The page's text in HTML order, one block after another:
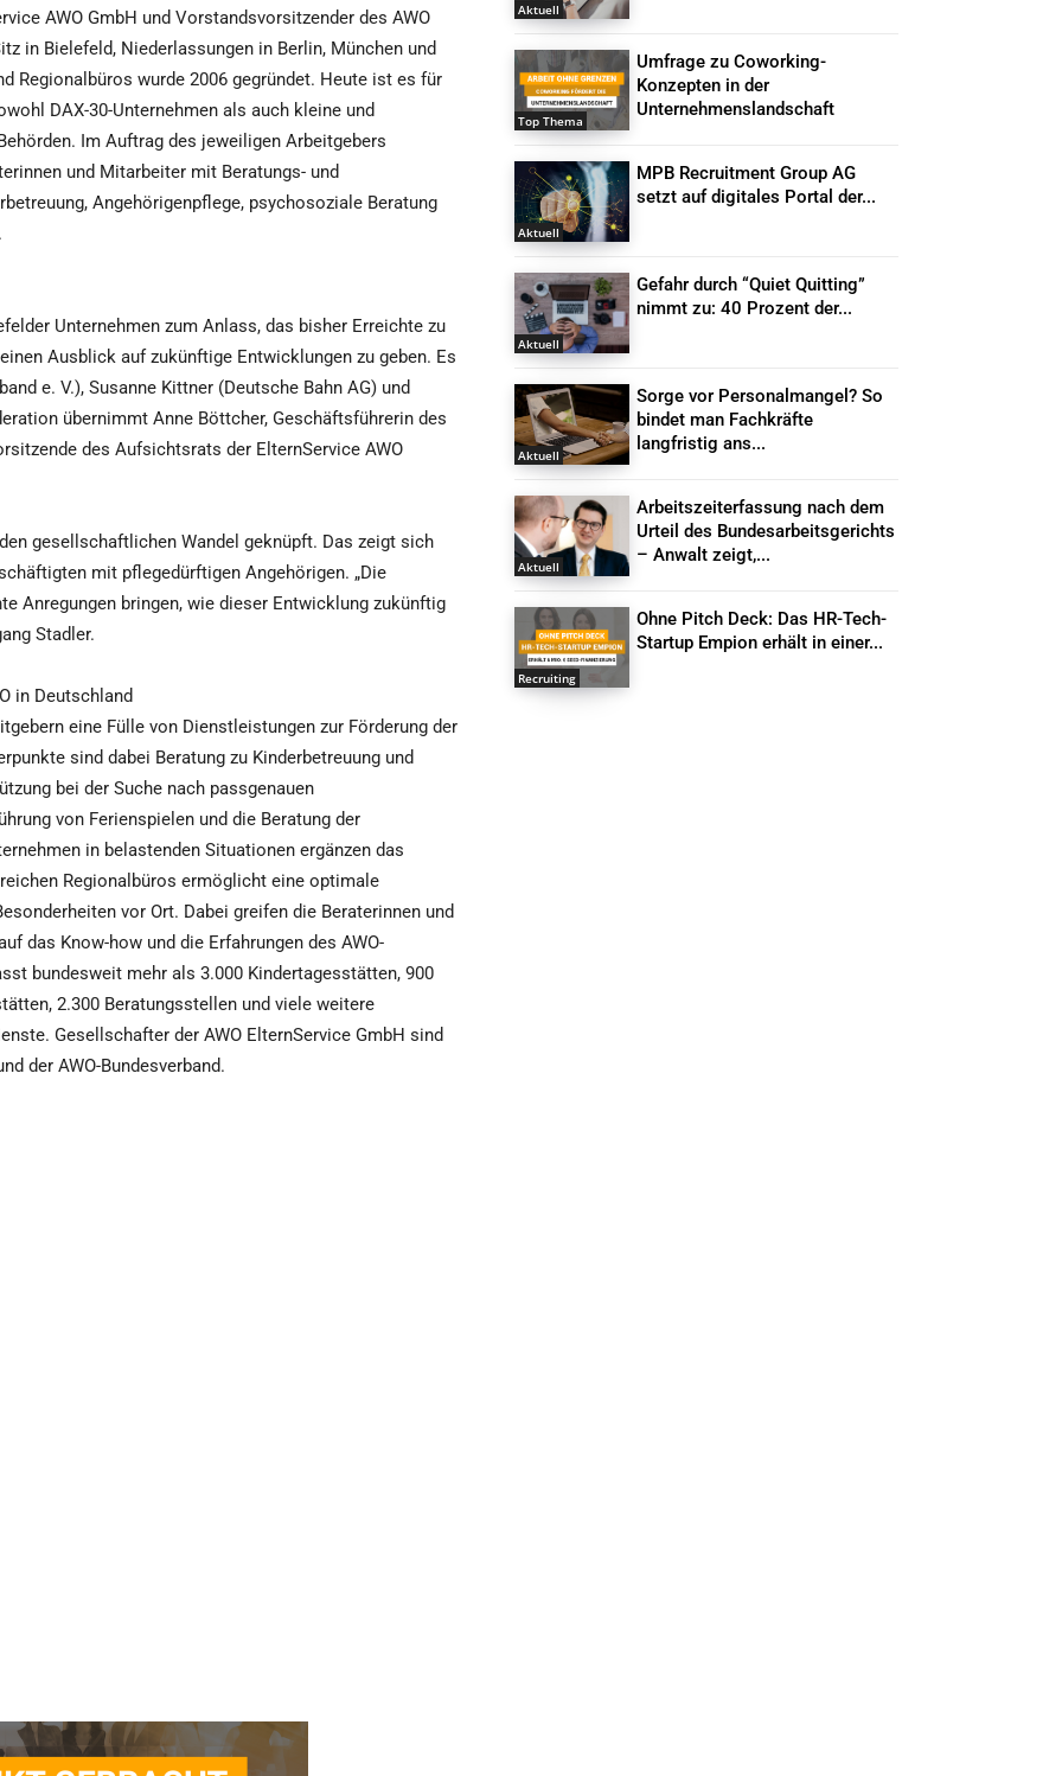
AWO GmbH und Vorstandsvorsitzender des AWO
in Bielefeld, Niederlassungen in Berlin, München und
Regionalbüros wurde 2006 gegründet. Heute ist es für
DAX-30-Unternehmen als auch kleine und
Im Auftrag des jeweiligen Arbeitgebers
und Mitarbeiter mit Beratungs- und
Angehörigenpflege, psychosoziale Beratung
Unternehmen zum Anlass, das bisher Erreichte zu
Ausblick auf zukünftige Entwicklungen zu geben. Es
e. V.), Susanne Kittner (Deutsche Bahn AG) und
übernimmt Anne Böttcher, Geschäftsführerin des
des Aufsichtsrats der ElternService AWO
gesellschaftlichen Wandel geknüpft. Das zeigt sich
mit pflegedürftigen Angehörigen. „Die
Anregungen bringen, wie dieser Entwicklung zukünftig
Stadler.
in Deutschland
eine Fülle von Dienstleistungen zur Förderung der
sind dabei Beratung zu Kinderbetreuung und
bei der Suche nach passgenauen
von Ferienspielen und die Beratung der
in belastenden Situationen ergänzen das
Regionalbüros ermöglicht eine optimale
vor Ort. Dabei greifen die Beraterinnen und
das Know-how und die Erfahrungen des AWO-
bundesweit mehr als 3.000 Kindertagesstätten, 900
2.300 Beratungsstellen und viele weitere
Gesellschafter der AWO ElternService GmbH sind
der AWO-Bundesverband.
Aktuell
Top Thema
Umfrage zu Coworking-
Konzepten in der
Unternehmenslandschaft
Aktuell
MPB Recruitment Group AG
setzt auf digitales Portal der...
Aktuell
Gefahr durch “Quiet Quitting”
nimmt zu: 40 Prozent der...
Aktuell
Sorge vor Personalmangel? So
bindet man Fachkräfte
langfristig ans...
Aktuell
Arbeitszeiterfassung nach dem
Urteil des Bundesarbeitsgerichts
– Anwalt zeigt,...
Recruiting
Ohne Pitch Deck: Das HR-Tech-
Startup Empion erhält in einer...